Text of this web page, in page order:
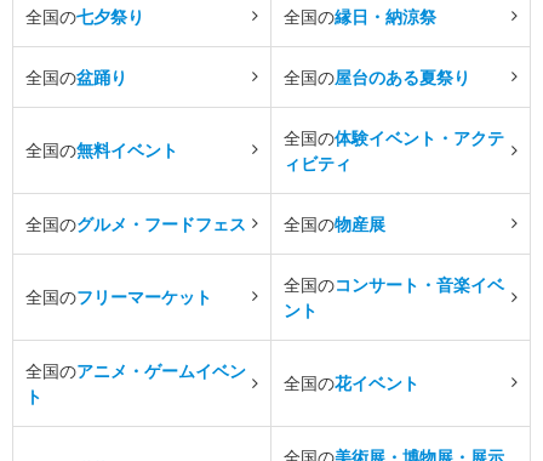
全国の七夕祭り 全国の縁日・納涼祭
全国の盆踊り 全国の屋台のある夏祭り
全国の無料イベント
全国の体験イベント・アクテ
ィビティ
全国のグルメ・フードフェス 全国の物産展
全国のフリーマーケット
全国のコンサート・音楽イベ
ント
全国のアニメ・ゲームイベン
ト
全国の花イベント
全国の美術展・博物展・展示